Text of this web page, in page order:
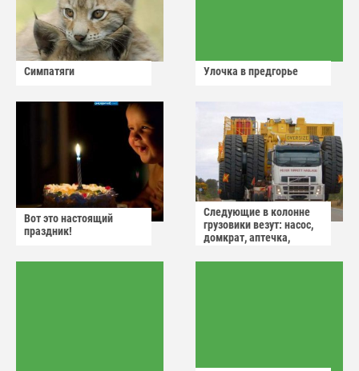
Симпатяги Улочка в предгорье
Вот это настоящий
праздник!
Следующие в колонне
грузовики везут: насос,
домкрат, аптечка,